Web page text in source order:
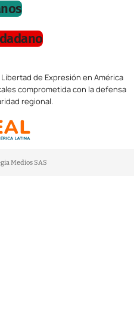
de Expresión en América
comprometida con la defensa
regional.
Medios SAS